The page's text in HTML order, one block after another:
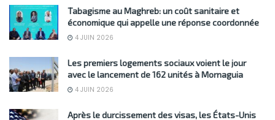
Tabagisme au Maghreb: un coût sanitaire et
économique qui appelle une réponse coordonnée
4 JUIN 2026
Les premiers logements sociaux voient le jour
avec le lancement de 162 unités à Mornaguia
4 JUIN 2026
Après le durcissement des visas, les États-Unis